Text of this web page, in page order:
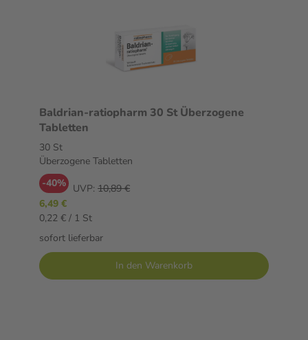
Baldrian-ratiopharm 30 St Überzogene
Tabletten
30 St
Überzogene Tabletten
-40% UVP: 10,89 €
6,49 €
0,22 € / 1 St
sofort lieferbar
In den Warenkorb